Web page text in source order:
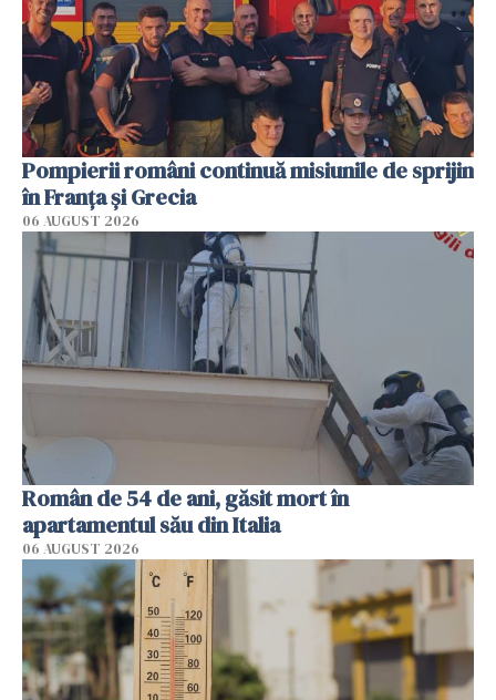
Pompierii români continuă misiunile de sprijin
în Franţa şi Grecia
06 AUGUST 2026
Român de 54 de ani, găsit mort în
apartamentul său din Italia
06 AUGUST 2026